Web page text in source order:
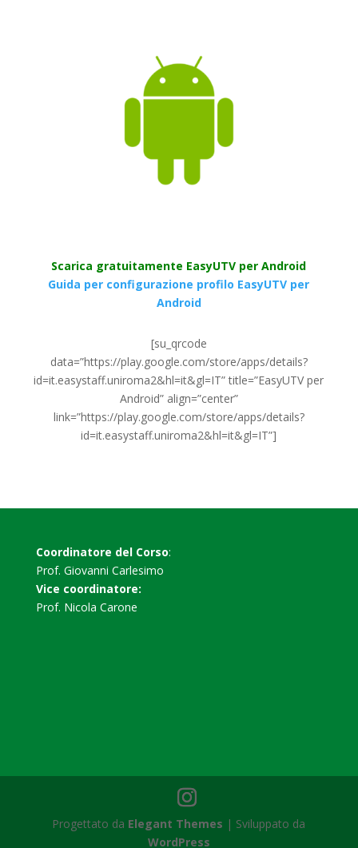
Scarica gratuitamente EasyUTV per Android
Guida per configurazione profilo EasyUTV per
Android
[su_qrcode
data=”https://play.google.com/store/apps/details?
id=it.easystaff.uniroma2&hl=it&gl=IT” title=”EasyUTV per
Android” align=”center”
link=”https://play.google.com/store/apps/details?
id=it.easystaff.uniroma2&hl=it&gl=IT”]
Coordinatore del Corso:
Prof. Giovanni Carlesimo
Vice coordinatore:
Prof. Nicola Carone
Progettato da Elegant Themes | Sviluppato da
WordPress